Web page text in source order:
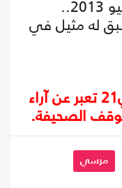
انتهى الأمر ببيان 3 تموز/ يوليو 2013..
له مثيل في
المقالات المنشورة في عربي21 تعبر عن آراء
الصحيفة.
مرسي